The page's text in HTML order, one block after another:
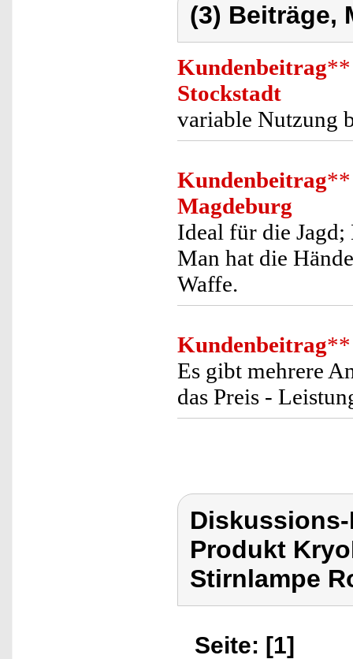
(3) Beiträge,
Kundenbeitrag**
Stockstadt
variable Nutzung
Kundenbeitrag**
Magdeburg
Ideal für die
Man hat die
Waffe.
Kundenbeitrag**
Es gibt mehrere
das Preis -
Produkt
Stirnlampe
Seite: [1]